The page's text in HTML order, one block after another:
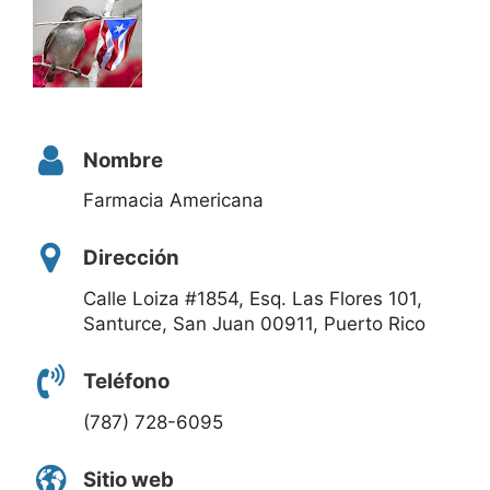
Nombre
Farmacia Americana
Dirección
Calle Loiza #1854, Esq. Las Flores 101,
Santurce, San Juan 00911, Puerto Rico
Teléfono
(787) 728-6095
Sitio web